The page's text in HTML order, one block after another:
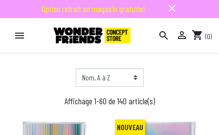
Option retrait en magasin gratuite! close
   shopping_cart (0)
Affichage 1-60 de 140 article(s)
NOUVEAU